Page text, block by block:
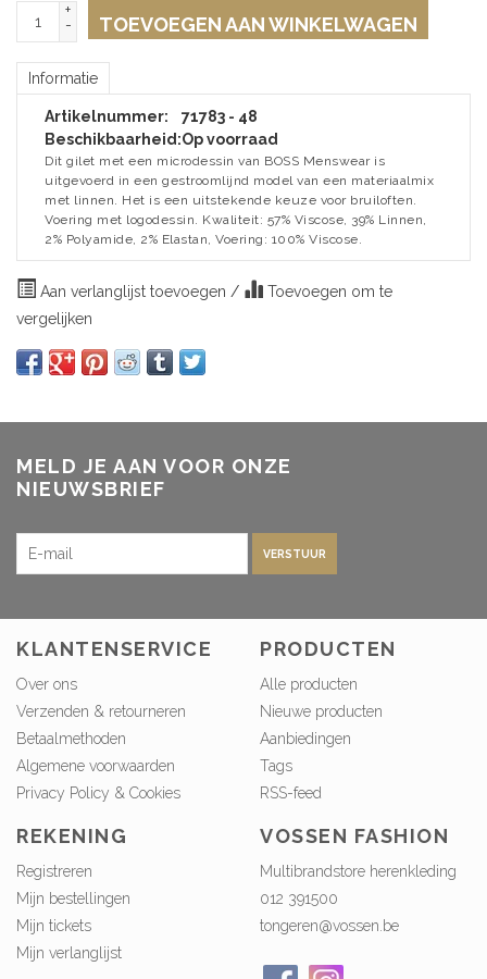
+
-
TOEVOEGEN AAN WINKELWAGEN
Informatie
Artikelnummer:
71783 - 48
Beschikbaarheid:Op voorraad
Dit gilet met een microdessin van BOSS Menswear is
uitgevoerd in een gestroomlijnd model van een materiaalmix
met linnen. Het is een uitstekende keuze voor bruiloften.
Voering met logodessin. Kwaliteit: 57% Viscose, 39% Linnen,
2% Polyamide, 2% Elastan, Voering: 100% Viscose.
Aan verlanglijst toevoegen /
Toevoegen om te
vergelijken
MELD JE AAN VOOR ONZE
NIEUWSBRIEF
VERSTUUR
KLANTENSERVICE
Over ons
Verzenden & retourneren
Betaalmethoden
Algemene voorwaarden
Privacy Policy & Cookies
PRODUCTEN
Alle producten
Nieuwe producten
Aanbiedingen
Tags
RSS-feed
REKENING
Registreren
Mijn bestellingen
Mijn tickets
Mijn verlanglijst
VOSSEN FASHION
Multibrandstore herenkleding
012 391500
tongeren@vossen.be